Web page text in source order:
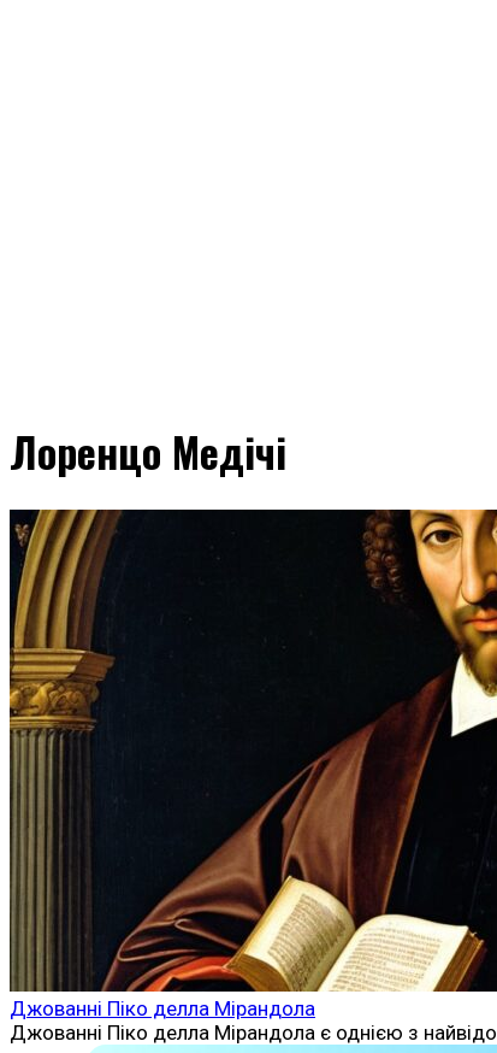
Лоренцо Медічі
Джованні Піко делла Мірандола
Джованні Піко делла Мірандола є однією з